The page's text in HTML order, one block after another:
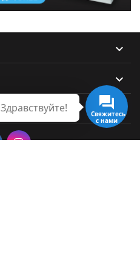



Свяжитесь
с нами
Здравствуйте!